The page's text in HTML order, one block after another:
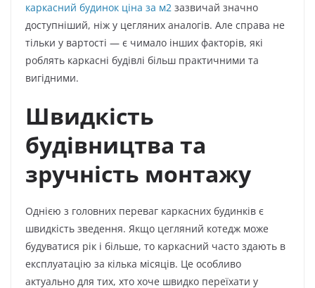
каркасний будинок ціна за м2 зазвичай значно
доступніший, ніж у цегляних аналогів. Але справа не
тільки у вартості — є чимало інших факторів, які
роблять каркасні будівлі більш практичними та
вигідними.
Швидкість
будівництва та
зручність монтажу
Однією з головних переваг каркасних будинків є
швидкість зведення. Якщо цегляний котедж може
будуватися рік і більше, то каркасний часто здають в
експлуатацію за кілька місяців. Це особливо
актуально для тих, хто хоче швидко переїхати у